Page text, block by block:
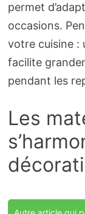
permet
occasions.
votre cuisine :
facilite
pendant les
Les